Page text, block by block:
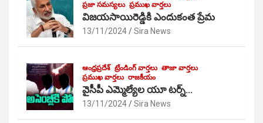
ప్రజా సమస్యలు ప్రముఖ వార్తలు
విజయసాయిరెడ్డికి ఎందుకంత ప్రేమ
13/11/2024 Sira News
ఆంధ్రప్రదేశ్ ట్రేండింగ్ వార్తలు తాజా వార్తలు
ప్రముఖ వార్తలు రాజకీయం
వైసీపీ ఎమ్మెల్యేల యూ టర్న్…
13/11/2024 Sira News